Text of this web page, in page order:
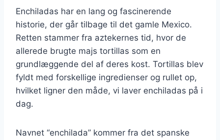
Enchiladas har en lang og fascinerende
historie, der går tilbage til det gamle Mexico.
Retten stammer fra aztekernes tid, hvor de
allerede brugte majs tortillas som en
grundlæggende del af deres kost. Tortillas blev
fyldt med forskellige ingredienser og rullet op,
hvilket ligner den måde, vi laver enchiladas på i
dag.
Navnet “enchilada” kommer fra det spanske